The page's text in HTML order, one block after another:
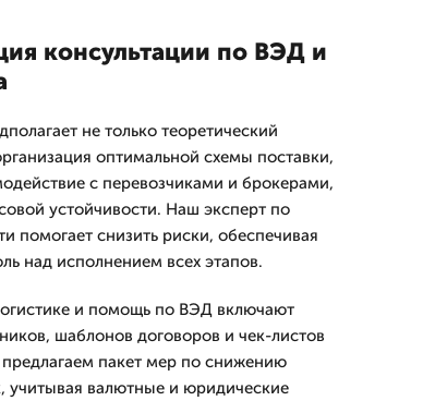
консультации по ВЭД и
не только теоретический
оптимальной схемы поставки,
с перевозчиками и брокерами,
устойчивости. Наш эксперт по
помогает снизить риски, обеспечивая
над исполнением всех этапов.
и помощь по ВЭД включают
шаблонов договоров и чек-листов
пакет мер по снижению
учитывая валютные и юридические